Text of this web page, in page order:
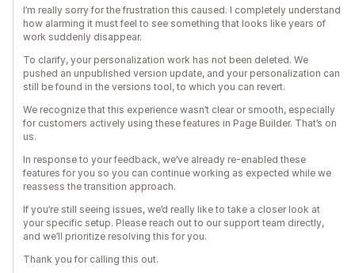
I’m really sorry for the frustration this caused. I completely understand
how alarming it must feel to see something that looks like years of
work suddenly disappear.
To clarify, your personalization work has not been deleted. We
pushed an unpublished version update, and your personalization can
still be found in the versions tool, to which you can revert.
We recognize that this experience wasn’t clear or smooth, especially
for customers actively using these features in Page Builder. That’s on
us.
In response to your feedback, we’ve already re-enabled these
features for you so you can continue working as expected while we
reassess the transition approach.
If you’re still seeing issues, we’d really like to take a closer look at
your specific setup. Please reach out to our support team directly,
and we’ll prioritize resolving this for you.
Thank you for calling this out.